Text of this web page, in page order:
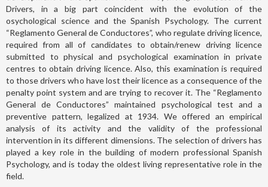
Drivers, in a big part coincident with the evolution of the
osychological science and the Spanish Psychology. The current
“Reglamento General de Conductores”, who regulate driving licence,
required from all of candidates to obtain/renew driving licence
submitted to physical and psychological examination in private
centres to obtain driving licence. Also, this examination is required
to those drivers who have lost their licence as a consequence of the
penalty point system and are trying to recover it. The “Reglamento
General de Conductores” maintained psychological test and a
preventive pattern, legalized at 1934. We offered an empirical
analysis of its activity and the validity of the professional
intervention in its different dimensions. The selection of drivers has
played a key role in the building of modern professional Spanish
Psychology, and is today the oldest living representative role in the
field.